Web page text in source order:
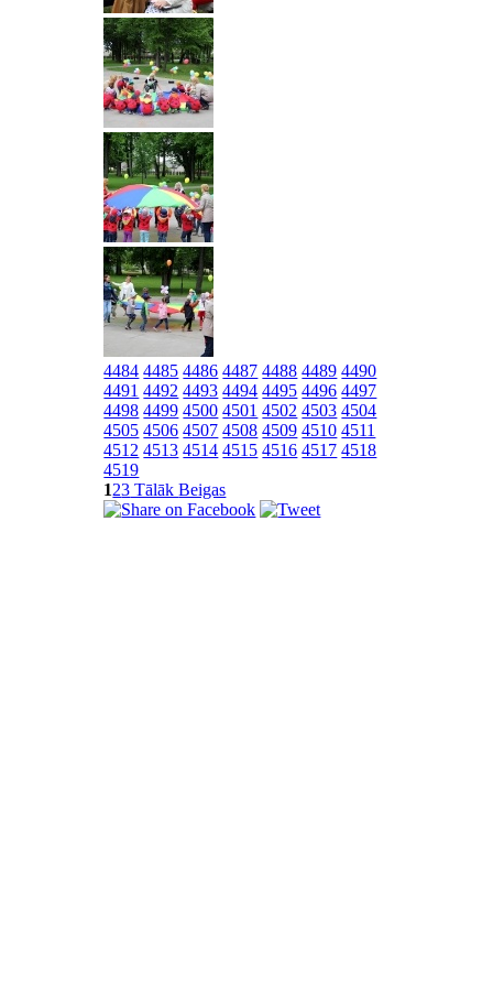
4484 4485 4486 4487 4488 4489 4490
4491 4492 4493 4494 4495 4496 4497
4498 4499 4500 4501 4502 4503 4504
4505 4506 4507 4508 4509 4510 4511
4512 4513 4514 4515 4516 4517 4518
4519
123 TālākBeigas